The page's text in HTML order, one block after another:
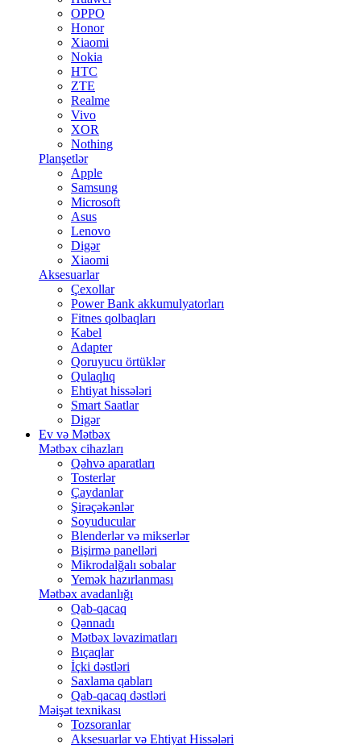
OPPO
Honor
Xiaomi
Nokia
HTC
ZTE
Realme
Vivo
XOR
Nothing
Planşetlər
Apple
Samsung
Microsoft
Asus
Lenovo
Digər
Xiaomi
Aksesuarlar
Çexollar
Power Bank akkumulyatorları
Fitnes qolbaqları
Kabel
Adapter
Qoruyucu örtüklər
Qulaqlıq
Ehtiyat hissələri
Smart Saatlar
Digər
Ev və Mətbəx
Mətbəx cihazları
Qəhvə aparatları
Tosterlər
Çaydanlar
Şirəçəkənlər
Soyuducular
Blenderlər və mikserlər
Bişirmə panelləri
Mikrodalğalı sobalar
Yemək hazırlanması
Mətbəx avadanlığı
Qab-qacaq
Qənnadı
Mətbəx ləvazimatları
Bıçaqlar
İçki dəstləri
Saxlama qabları
Qab-qacaq dəstləri
Məişət texnikası
Tozsoranlar
Aksesuarlar və Ehtiyat Hissələri